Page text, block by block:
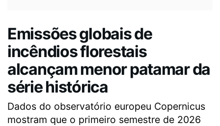
Emissões globais de
incêndios florestais
alcançam menor patamar da
série histórica
Dados do observatório europeu Copernicus
mostram que o primeiro semestre de 2026